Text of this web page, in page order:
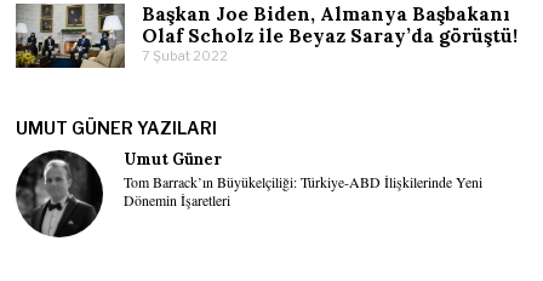
Başkan Joe Biden, Almanya Başbakanı
Olaf Scholz ile Beyaz Saray’da görüştü!
7 Şubat 2022
UMUT GÜNER YAZILARI
Umut Güner
Tom Barrack’ın Büyükelçiliği: Türkiye-ABD İlişkilerinde Yeni
Dönemin İşaretleri